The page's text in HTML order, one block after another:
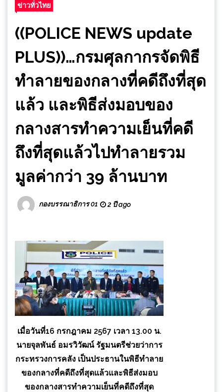
ข่าวทั่วไทย
((POLICE NEWS update
PLUS))…กรมศุลกากรจัดพิธี
ทำลายของกลางที่คดีถึงที่สุด
แล้ว และพิธีส่งมอบของ
กลางสารทำความเย็นที่คดี
ถึงที่สุดแล้วไปทำลายรวม
มูลค่ากว่า 39 ล้านบาท
กองบรรณาธิการ 01 2 ปี ago
เมื่อวันที่16 กรกฎาคม 2567 เวลา 13.00 น.
นายจุลพันธ์ อมรวิวัฒน์ รัฐมนตรีช่วยว่าการ
กระทรวงการคลัง เป็นประธานในพิธีทำลาย
ของกลางที่คดีถึงที่สุดแล้วและพิธีส่งมอบ
ของกลางสารทำความเย็นที่คดีถึงที่สุด